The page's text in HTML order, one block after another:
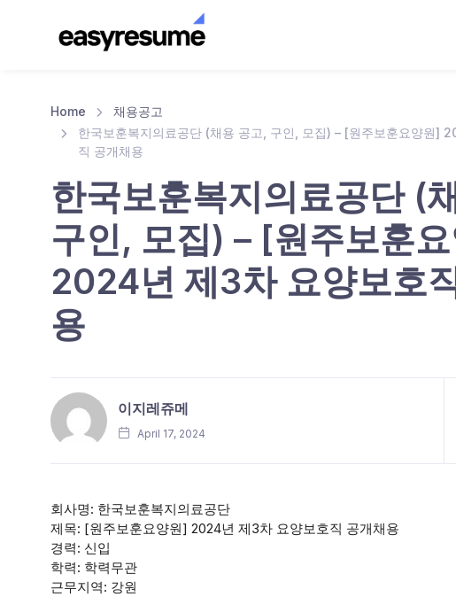
Home
채용공고
한국보훈복지의료공단 (채용 공고, 구인, 모집) – [원주보훈요양원]
직 공개채용
한국보훈복지의료공단 (
구인, 모집) – [원주보훈
2024년 제3차 요양보호
용
이지레쥬메
April 17, 2024
회사명: 한국보훈복지의료공단
제목: [원주보훈요양원] 2024년 제3차 요양보호직 공개채용
경력: 신입
학력: 학력무관
근무지역: 강원